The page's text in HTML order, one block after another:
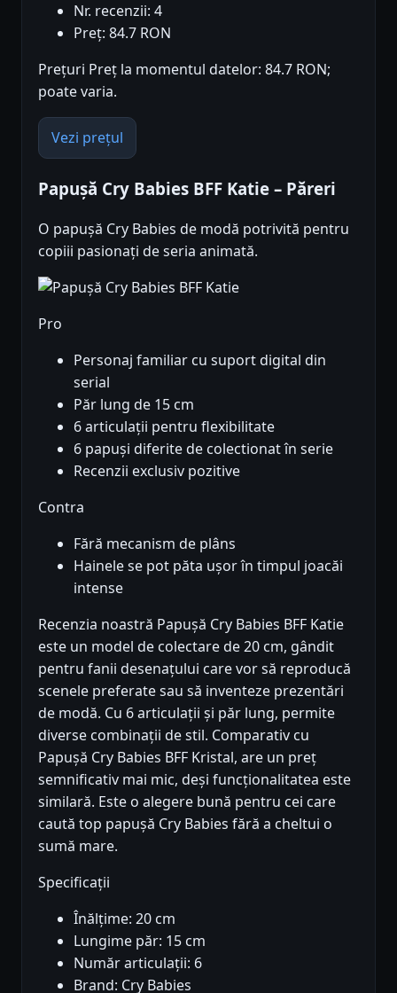
Nr. recenzii: 4
Preț: 84.7 RON
Prețuri Preț la momentul datelor: 84.7 RON;
poate varia.
Vezi prețul
Papușă Cry Babies BFF Katie – Păreri
O papușă Cry Babies de modă potrivită pentru
copiii pasionați de seria animată.
Pro
Personaj familiar cu suport digital din
serial
Păr lung de 15 cm
6 articulații pentru flexibilitate
6 papuși diferite de colectionat în serie
Recenzii exclusiv pozitive
Contra
Fără mecanism de plâns
Hainele se pot păta ușor în timpul joacăi
intense
Recenzia noastră Papușă Cry Babies BFF Katie
este un model de colectare de 20 cm, gândit
pentru fanii desenațului care vor să reproducă
scenele preferate sau să inventeze prezentări
de modă. Cu 6 articulații și păr lung, permite
diverse combinații de stil. Comparativ cu
Papușă Cry Babies BFF Kristal, are un preț
semnificativ mai mic, deși funcționalitatea este
similară. Este o alegere bună pentru cei care
caută top papușă Cry Babies fără a cheltui o
sumă mare.
Specificații
Înălțime: 20 cm
Lungime păr: 15 cm
Număr articulații: 6
Brand: Cry Babies